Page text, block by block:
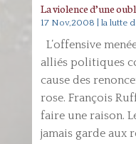
La violence d’une
17 Nov,2008 la lutte
L’offensive
alliés politiques
cause des
rose. François
faire une raison.
jamais garde aux